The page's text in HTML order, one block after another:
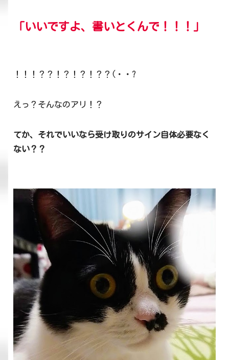
「いいですよ、書いとくんで！！！」
！！！？？！？！？！？？(・・?
えっ？そんなのアリ！？
てか、それでいいなら受け取りのサイン自体必要なく
ない？？